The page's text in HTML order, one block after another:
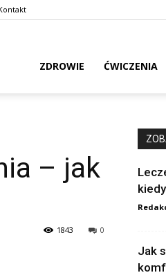
ZDROWIE ĆWICZENIA
– jak
0
1843
Jak